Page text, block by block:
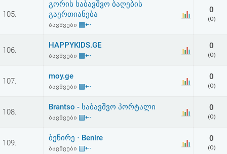
აღდგენა
სალიცენზიო
პასუხისმგებლობის
105.
გორის საბავშვო ბაღების
გაერთიანება
ბავშვები ▤⇠
0
(0)
106.
HAPPYKIDS.GE
ბავშვები ▤⇠
0
(0)
107.
moy.ge
ბავშვები ▤⇠
0
(0)
108.
Brantso - საბავშვო პორტალი
ბავშვები ▤⇠
0
(0)
109.
ბენირე ⋅ Benire
ბავშვები ▤⇠
0
(0)